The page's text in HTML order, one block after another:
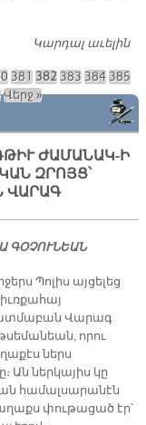
Կարդալ աւելին
381 382 383 384 385
Վերջ »
ԺԱՄԱՆԱԿ-Ի
ԶՐՈՅՑ՝
ՎԱՐԱԳ
ԳՕՉՈՒՆԵԱՆ
Պոլիս այցելեց
Վարագ
որու
ներս
Ան ներկայիս կը
համալսարանէն
փութացած էր՝